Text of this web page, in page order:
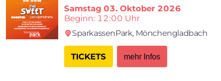
Samstag 03. Oktober 2026
Beginn: 12:00 Uhr
SparkassenPark, Mönchengladbach
TICKETS mehr Infos